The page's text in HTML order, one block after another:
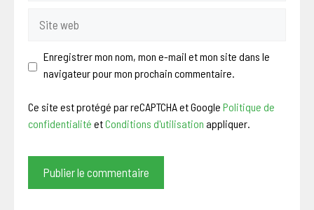
web
Enregistrer mon nom, mon e-mail et mon site dans le
navigateur pour mon prochain commentaire.
Ce site est protégé par reCAPTCHA et Google Politique de
confidentialité etConditions d'utilisation appliquer.